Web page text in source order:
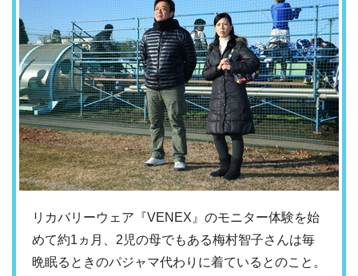
リカバリーウェア『VENEX』のモニター体験を始
めて約1ヵ月、2児の母でもある梅村智子さんは毎
晩眠るときのパジャマ代わりに着ているとのこと。